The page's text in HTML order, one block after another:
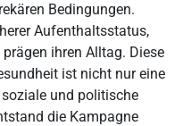
Bedingungen.
Aufenthaltsstatus,
ihren Alltag. Diese
ist nicht nur eine
und politische
die Kampagne